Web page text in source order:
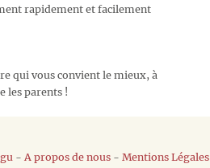
rapidement et facilement
qui vous convient le mieux, à
les parents !
- A propos de nous - Mentions Légales